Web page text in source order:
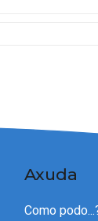
Axuda
Como